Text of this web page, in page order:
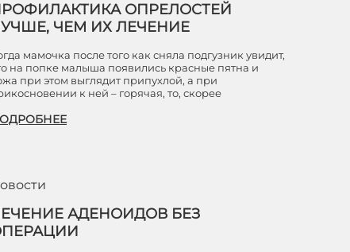
ОПРЕЛОСТЕЙ
ЧЕМ ИХ ЛЕЧЕНИЕ
мамочка после того как сняла подгузник увидит,
на попке малыша появились красные пятна и
при этом выглядит припухлой, а при
к ней – горячая, то, скорее
АДЕНОИДОВ БЕЗ